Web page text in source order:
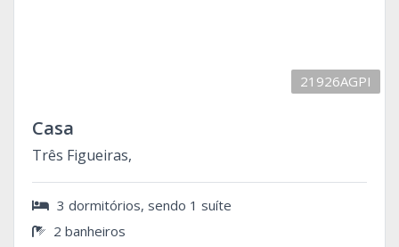
21926AGPI
Casa
Três Figueiras,
3 dormitórios, sendo 1 suíte
2 banheiros